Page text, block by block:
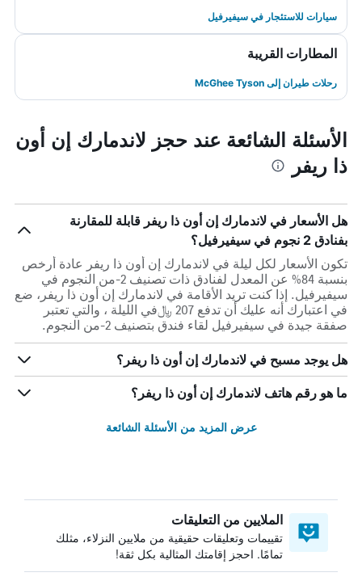
سيارات للاستئجار في سيفيرفيل
المطارات القريبة
رحلات طيران إلى McGhee Tyson
الأسئلة الشائعة عند حجز لاندمارك إن أون
ذا ريفر
هل الأسعار في لاندمارك إن أون ذا ريفر قابلة للمقارنة
بفنادق 2 نجوم في سيفيرفيل؟
تكون الأسعار لكل ليلة في لاندمارك إن أون ذا ريفر عادة أرخص
بنسبة 84% عن المعدل لفنادق ذات تصنيف 2-من النجوم في
سيفيرفيل. إذا كنت تريد الأقامة في لاندمارك إن أون ذا ريفر، ضع
في اعتبارك أنه عليك أن تدفع 207 ﷼في الليلة ، والتي تعتبر
صفقة جيدة في سيفيرفيل لقاء فندق بتصنيف 2-من النجوم.
هل يوجد مسبح في لاندمارك إن أون ذا ريفر؟
ما هو رقم هاتف لاندمارك إن أون ذا ريفر؟
عرض المزيد من الأسئلة الشائعة
الملايين من التعليقات
تقييمات وتعليقات حقيقية من ملايين النزلاء، مثلك
تمامًا. احجز إقامتك المثالية بكل ثقة!